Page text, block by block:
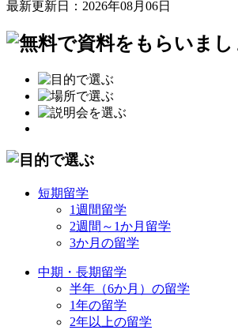
最新更新日：2026年08月06日
短期留学
1週間留学
2週間～1か月留学
3か月の留学
中期・長期留学
半年（6か月）の留学
1年の留学
2年以上の留学